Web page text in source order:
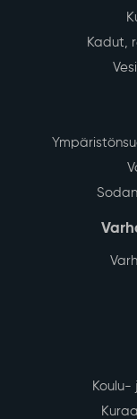
Kadut,